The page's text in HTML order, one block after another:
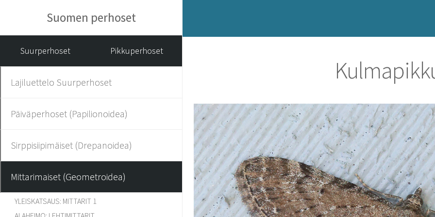
Suomen perhoset
Suurperhoset Pikkuperhoset
Lajiluettelo Suurperhoset
Päiväperhoset (Papilionoidea)
Sirppisiipimäiset (Drepanoidea)
Mittarimaiset (Geometroidea)
YLEISKATSAUS: MITTARIT 1